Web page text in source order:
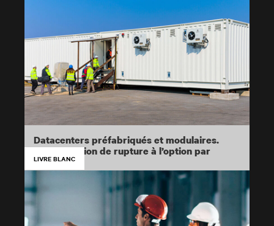
Datacenters préfabriqués et modulaires.
D’une solution de rupture à l’option par
défaut
LIVRE BLANC